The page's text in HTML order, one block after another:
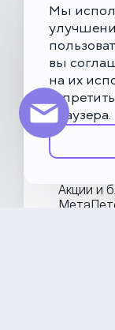
Москва,
Клиника
Москва,
О
Услуги
Акции и
Мы
вы
на их
браузера.